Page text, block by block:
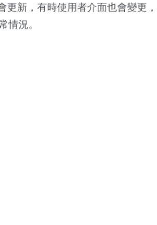
新，有時使用者介面也會變更
況。